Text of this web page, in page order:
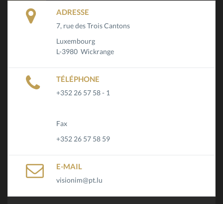
ADRESSE
7, rue des Trois Cantons
Luxembourg
L-3980 Wickrange
TÉLÉPHONE
+352 26 57 58 - 1
Fax
+352 26 57 58 59
E-MAIL
visionim@pt.lu